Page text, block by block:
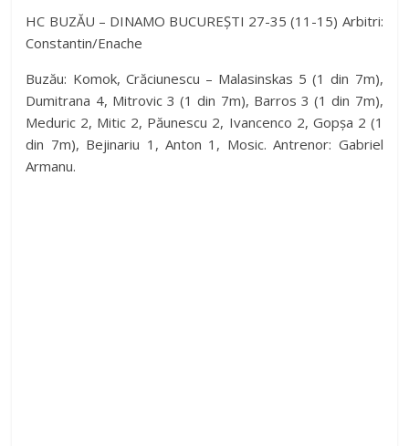
HC BUZĂU – DINAMO BUCUREȘTI 27-35 (11-15) Arbitri:
Constantin/Enache
Buzău: Komok, Crăciunescu – Malasinskas 5 (1 din 7m),
Dumitrana 4, Mitrovic 3 (1 din 7m), Barros 3 (1 din 7m),
Meduric 2, Mitic 2, Păunescu 2, Ivancenco 2, Gopșa 2 (1
din 7m), Bejinariu 1, Anton 1, Mosic. Antrenor: Gabriel
Armanu.